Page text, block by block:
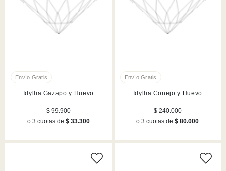
Idyllia Gazapo y Huevo
$ 99.900
o 3 cuotas de $ 33.300
Idyllia Conejo y Huevo
$ 240.000
o 3 cuotas de$ 80.000